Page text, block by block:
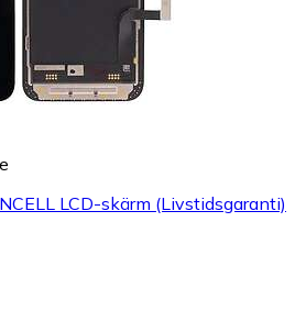
LCD-skärm (Livstidsgaranti)